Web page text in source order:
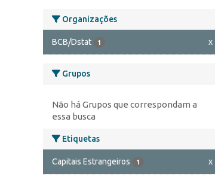
Organizações
BCB/Dstat 1 x
Grupos
Não há Grupos que correspondam a
essa busca
Etiquetas
Capitais Estrangeiros 1 x